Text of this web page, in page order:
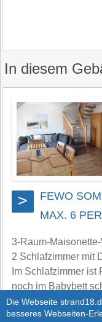
Die Webseite
besseres Webseiten-
In diesem
>
FEWO
MAX. 6
3-Raum-
2 Schlafzimmer mit
Im Schlafzimmer ist
noch im Babybett
Kinderbett sind
Die Wohnung